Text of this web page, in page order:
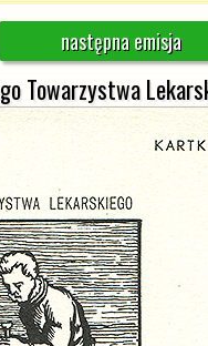
następna emisja
Towarzystwa